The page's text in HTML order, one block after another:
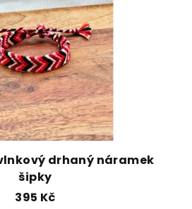
drhaný náramek
šipky
395 Kč